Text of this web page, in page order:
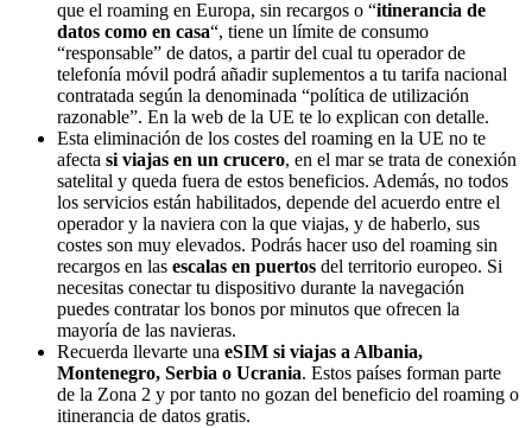
que el roaming en Europa, sin recargos o “itinerancia de
datos como en casa“, tiene un límite de consumo
“responsable” de datos, a partir del cual tu operador de
telefonía móvil podrá añadir suplementos a tu tarifa nacional
contratada según la denominada “política de utilización
razonable”. En la web de la UE te lo explican con detalle.
Esta eliminación de los costes del roaming en la UE no te
afecta si viajas en un crucero, en el mar se trata de conexión
satelital y queda fuera de estos beneficios. Además, no todos
los servicios están habilitados, depende del acuerdo entre el
operador y la naviera con la que viajas, y de haberlo, sus
costes son muy elevados. Podrás hacer uso del roaming sin
recargos en las escalas en puertos del territorio europeo. Si
necesitas conectar tu dispositivo durante la navegación
puedes contratar los bonos por minutos que ofrecen la
mayoría de las navieras.
Recuerda llevarte una eSIM si viajas a Albania,
Montenegro, Serbia o Ucrania. Estos países forman parte
de la Zona 2 y por tanto no gozan del beneficio del roaming o
itinerancia de datos gratis.